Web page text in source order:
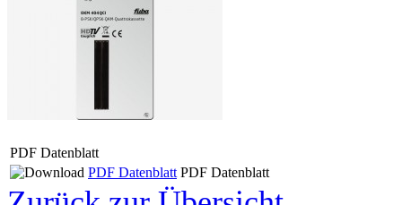
PDF Datenblatt
PDF Datenblatt PDF Datenblatt